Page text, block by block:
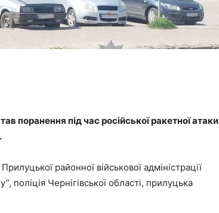
поранення під час російської ракетної атаки
районної військової адміністрації
Чернігівської області, прилуцька